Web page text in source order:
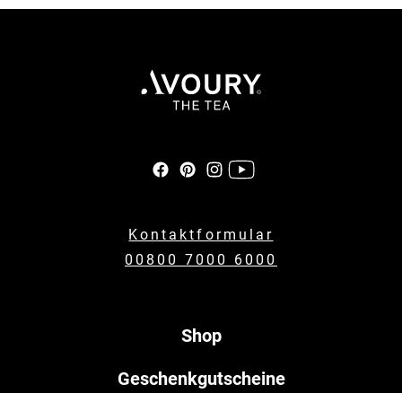
Kontaktformular
00800 7000 6000
Shop
Geschenkgutscheine